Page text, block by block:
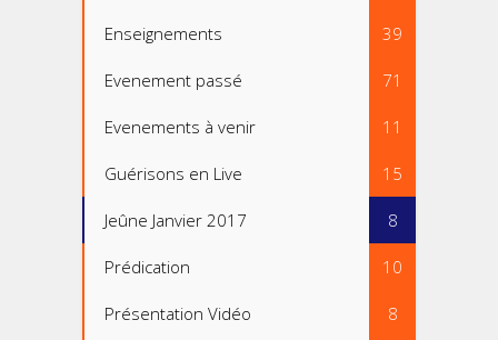
Enseignements 39
Evenement passé 71
Evenements à venir 11
Guérisons en Live 15
Jeûne Janvier 2017 8
Prédication 10
Présentation Vidéo 8